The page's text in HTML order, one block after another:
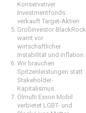
Konservativer
Investmentfonds
verkauft Target-Aktien
Großinvestor BlackRock
warnt vor
wirtschaftlicher
Instabilität und Inflation
Wir brauchen
Spitzenleistungen statt
Stakeholder-
Kapitalismus.
Ölmulti Exxon Mobil
verbietet LGBT- und